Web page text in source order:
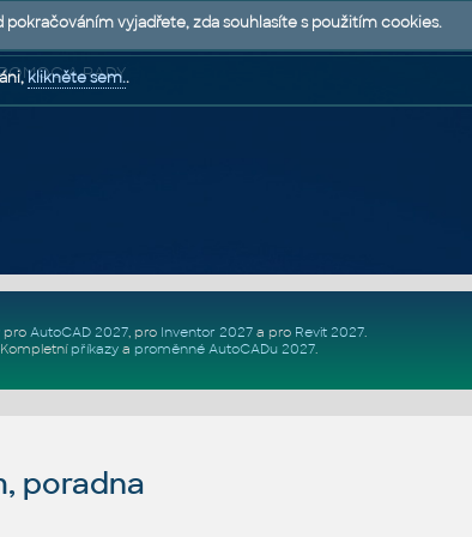
A RADY
pro AutoCAD 2027, pro Inventor 2027a pro Revit 2027.
Kompletní příkazya proměnné AutoCADu 2027.
poradna
vyjadřete, zda souhlasíte s použitím cookies.
klikněte sem..